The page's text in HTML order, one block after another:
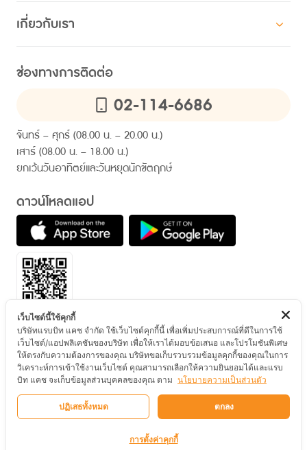
ช่องทางการติดต่อ
02-114-6686
จันทร์ – ศุกร์ (08.00 น. – 20.00 น.)
เสาร์ (08.00 น. – 18.00 น.)
ยกเว้นวันอาทิตย์และวันหยุดนักขัตฤกษ์
สินเชื่อสำหรับองค์กร
สินเชื่อสวัสดิการ แรบบิทแคช
ไลน์ แรบบิท แคช คอนเนค
โปรโมชัน
HR คอมมูนิตี
การให้สินเชื่ออย่างรับผิดชอบและเป็นธรรม
ข่าวและบทความ
ประกาศ
เกี่ยวกับเรา
ข้อมูลคุณภาพการให้บริการ
คำถามที่พบบ่อย
ดาวน์โหลดแอป
© สงวนลิขสิทธิ์ 2567 บริษัท แรบบิท แคช จำกัด
ข้อกำหนดและเงื่อนไข
นโยบายความเป็นส่วนตัว
ติดตามเรา
เว็บไซต์นี้ใช้คุกกี้
บริษัทแรบบิท แคช จำกัด ใช้เว็บไซต์คุกกี้นี้ เพื่อเพิ่มประสบการณ์ที่ดีในการใช้
เว็บไซต์/แอปพลิเคชันของบริษัท เพื่อให้เราได้มอบข้อเสนอ และโปรโมชันพิเศษ
ให้ตรงกับความต้องการของคุณ บริษัทขอเก็บรวบรวมข้อมูลคุกกี้ของคุณในการ
วิเคราะห์การเข้าใช้งานเว็บไซต์ คุณสามารถเลือกให้ความยินยอมได้และแรบ
บิท แคช จะเก็บข้อมูลส่วนบุคคลของคุณ ตาม นโยบายความเป็นส่วนตัว
ปฏิเสธทั้งหมด ตกลง
การตั้งค่าคุกกี้